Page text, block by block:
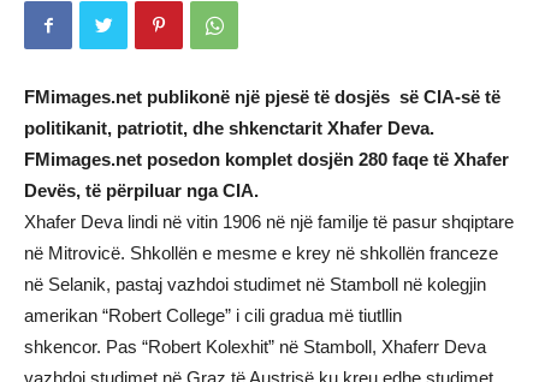
FMimages.net publikonë një pjesë të dosjës së CIA-së të
politikanit, patriotit, dhe shkenctarit Xhafer Deva.
FMimages.net posedon komplet dosjën 280 faqe të Xhafer
Devës, të përpiluar nga CIA.
Xhafer Deva lindi në vitin 1906 në një familje të pasur shqiptare
në Mitrovicë. Shkollën e mesme e krey në shkollën franceze
në Selanik, pastaj vazhdoi studimet në Stamboll në kolegjin
amerikan “Robert College” i cili gradua më tiutllin
shkencor. Pas “Robert Kolexhit” në Stamboll, Xhaferr Deva
vazhdoi studimet në Graz të Austrisë ku kreu edhe studimet